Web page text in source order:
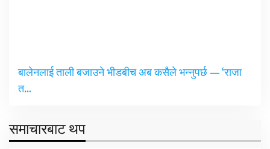
बालेनलाई ताली बजाउने भीडबीच अब कसैले भन्नुपर्छ — ‘राजा
त…
समाचारबाट थप